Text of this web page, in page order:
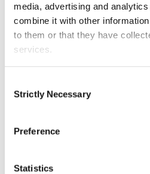
media, advertising and
combine it with other
to them or that they have
services.
Selection
Strictly Necessary
Preference
Statistics
Οι 10 καλύτερες παραλίες
να επισκεφτείτε μόνο με